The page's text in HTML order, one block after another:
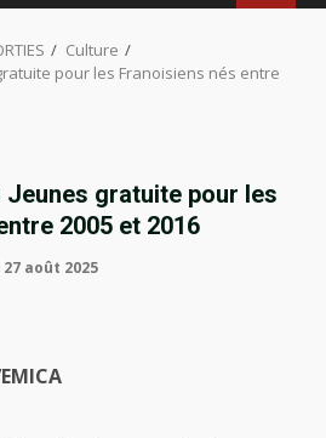
Culture
pour les Franoisiens nés entre
gratuite pour les
2005 et 2016
27 août 2025